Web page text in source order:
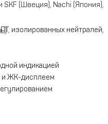
(Швеция), Nachi (Япония),
изолированных нейтралей,
индикацией
и ЖК-дисплеем